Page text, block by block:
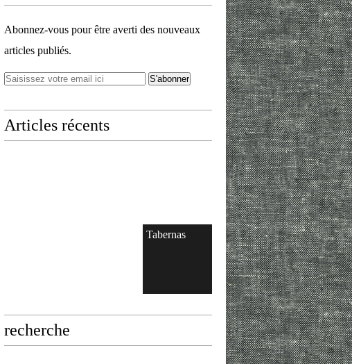
Abonnez-vous pour être averti des nouveaux
articles publiés.
Articles récents
Tabernas
recherche